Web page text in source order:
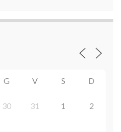
G V S D
30 31 1 2